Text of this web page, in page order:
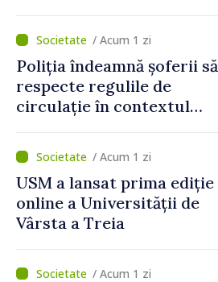
/ Acum 1 zi
Poliția îndeamnă șoferii să
respecte regulile de
circulație în contextul
perioada concediilor
/ Acum 1 zi
USM a lansat prima ediție
online a Universității de
Vârsta a Treia
/ Acum 1 zi